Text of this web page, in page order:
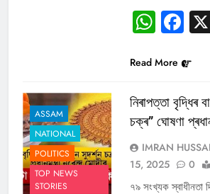
Read More
ASSAM
NATIONAL
POLITICS
TOP NEWS
STORIES
নিৰাপত্তা বৃদ্ধিৰ
চক্ৰ” ঘোষণা
IMRAN
15, 2025
0
৭৯ সংখ্যক স্বাধীনতা